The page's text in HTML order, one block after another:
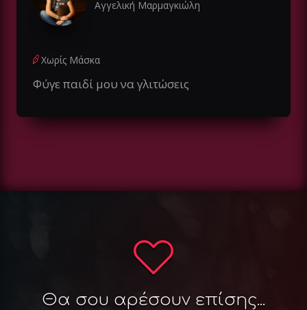
Αγγελική Μαρμαγκιώλη
Χωρίς Μάσκα
Φύγε παιδί μου να γλιτώσεις
Θα σου αρέσουν επίσης...